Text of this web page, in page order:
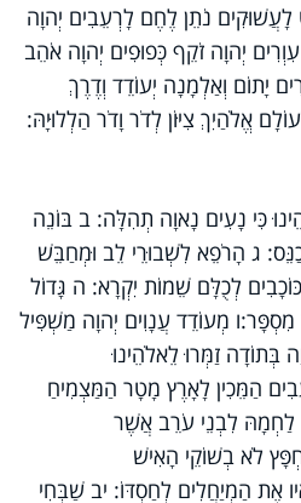
נֹתֵן לֶחֶם לָרְעֵבִים יְהוָה
יְהוָה זֹקֵף כְּפוּפִים יְהוָה אֹהֵב
יָתוֹם וְאַלְמָנָה יְעוֹדֵד וְדֶרֶךְ
אֱלֹהַיִךְ צִיּוֹן לְדֹר וָדֹר הַלְלוּיָהּ:
כִּי נָעִים נָאוָה תְהִלָּה: ב בּוֹנֵה
ג הָרֹפֵא לִשְׁבוּרֵי לֵב וּמְחַבֵּשׁ
לְכֻלָּם שֵׁמוֹת יִקְרָא: ה גָּדוֹל
מִסְפָּר:ו מְעוֹדֵד עֲנָוִים יְהוָה מַשְׁפִּיל
בְּתוֹדָה זַמְּרוּ לֵאלֹהֵינוּ
הַמֵּכִין לָאָרֶץ מָטָר הַמַּצְמִיחַ
לַחְמָהּ לִבְנֵי עֹרֵב אֲשֶׁר
לֹא בְשׁוֹקֵי הָאִישׁ
אֶת הַמְיַחֲלִים לְחַסְדּוֹ: יב שַׁבְּחִי